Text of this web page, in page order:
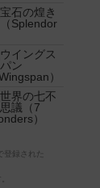
録された